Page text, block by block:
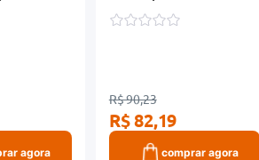
agora
R$ 90,23
R$ 82,19
comprar agora